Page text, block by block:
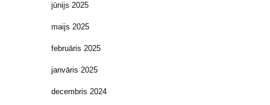
jūnijs 2025
maijs 2025
februāris 2025
janvāris 2025
decembris 2024